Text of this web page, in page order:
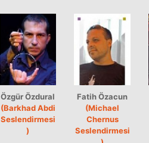
Özgür Özdural
(Barkhad Abdi
Seslendirmesi
)
Fatih Özacun
(Michael
Chernus
Seslendirmesi